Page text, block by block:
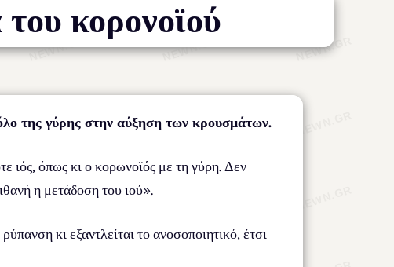
κορονοϊού
της γύρης στην αύξηση των κρουσμάτων.
ιός, όπως κι ο κορωνοϊός με τη γύρη. Δεν
η μετάδοση του ιού».
κι εξαντλείται το ανοσοποιητικό, έτσι